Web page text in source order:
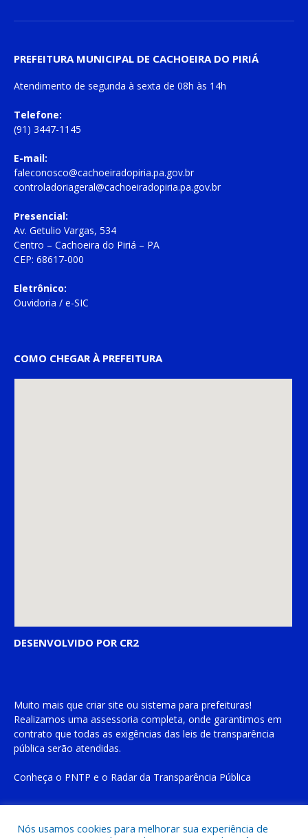
PREFEITURA MUNICIPAL DE CACHOEIRA DO PIRIÁ
Atendimento de segunda à sexta de 08h às 14h
Telefone:
(91) 3447-1145
E-mail:
faleconosco@cachoeiradopiria.pa.gov.br
controladoriageral@cachoeiradopiria.pa.gov.br
Presencial:
Av. Getulio Vargas, 534
Centro – Cachoeira do Piriá – PA
CEP: 68617-000
Eletrônico:
Ouvidoria / e-SIC
COMO CHEGAR À PREFEITURA
DESENVOLVIDO POR CR2
Muito mais que criar site ou sistema para prefeituras!
Realizamos uma assessoria completa, onde garantimos em
contrato que todas as exigências das leis de transparência
pública serão atendidas.
Conheça o PNTP e o Radar da Transparência Pública
Nós usamos cookies para melhorar sua experiência de